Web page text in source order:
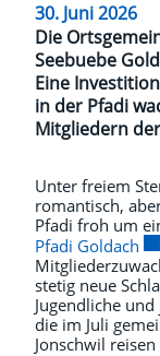
30. Juni 2026
Die
Seebuebe
Eine
in der Pfadi
Mitgliedern
Unter freiem
romantisch,
Pfadi froh um
Pfadi Goldach
stetig neue
Jugendliche
die im Juli
Jonschwil